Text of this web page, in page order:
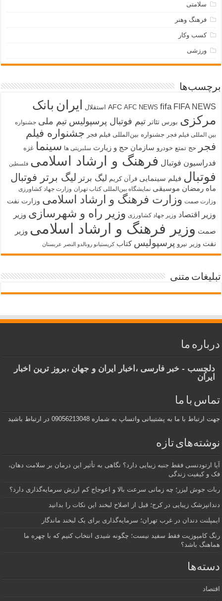
سلامتی
فرهنگ وهنر
کسب وکار
ورزشی
برچسب‌ها
AFC AFC NEWS fifa FIFA NEWS استقلال ایران بانک
مرکزی بورس تئاتر تیم فوتبال پرسپولیس تیم ملی جشنواره
بین المللی فیلم فجر جشنواره بین‌المللی فیلم فجر جشنواره فیلم
فجر
حج تمتع خودرو سازمان حج و زیارت سلبریتی ها سینما غزه
فدراسیون فوتبال فرهنگ و ارشاد اسلامی فلسطین
فوتبال فیلم سینمایی قرآن کریم لیگ برتر لیگ برتر فوتبال
ماه رمضان موسیقی نمایشگاه بین‌المللی کتاب تهران وزارت جهاد کشاورزی
وزارت صمت وزارت فرهنگ و ارشاد اسلامی وزارت نفت
وزیر اقتصاد وزیر جهاد کشاورزی وزیر راه و شهرسازی وزیر
صمت وزیر فرهنگ و ارشاد اسلامی وزیر
نفت وزیر نیرو پرسپولیس کتاب کریستیانو رونالدو النصر عربستان
تبلیغات متنی
درباره ما
دلچسب - خبر فارسی ،اخبار ایران و جهان ،بروز ترین اخبار
ایران
تماس با ما
جهت ارتباط با ما به پشتیبانی واتساپ به شماره 09056213048 در ارتباط باشید
نوشته‌های تازه
آیا ارتودنسی فقط جنبه زیبایی دارد؟ نگاهی به تأثیر این درمان بر سلامت دهان،
فک و کیفیت زندگی
ربات جوش لیزر؛ چه زمانی سرعت بالا و اعوجاج کم ارزش سرمایه‌گذاری دارد؟
دندانپزشک زیبایی در کرج؛ قبل از اصلاح لبخند این نکات را بدانید
ایمپلنت دندان در غرب تهران؛ سرمایه‌گذاری برای یک لبخند ماندگار
رنگ کامپوزیت فقط سفید نیست؛ چگونه شیدی انتخاب کنیم که با چهره ما
هماهنگ باشد؟
دسته‌ها
اقتصاد